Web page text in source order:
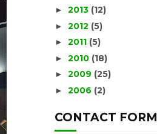
► 2013 (12)
► 2012 (5)
► 2011 (5)
► 2010 (18)
► 2009 (25)
► 2006 (2)
CONTACT FORM